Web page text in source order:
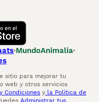
MundoAnimalia
sitio para mejorar tu
web y otros servicios
Condiciones y la Política de